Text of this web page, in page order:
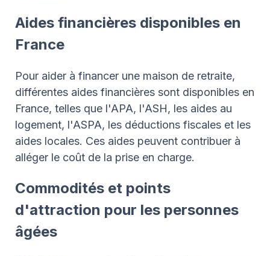
Aides financières disponibles en
France
Pour aider à financer une maison de retraite,
différentes aides financières sont disponibles en
France, telles que l'APA, l'ASH, les aides au
logement, l'ASPA, les déductions fiscales et les
aides locales. Ces aides peuvent contribuer à
alléger le coût de la prise en charge.
Commodités et points
d'attraction pour les personnes
âgées